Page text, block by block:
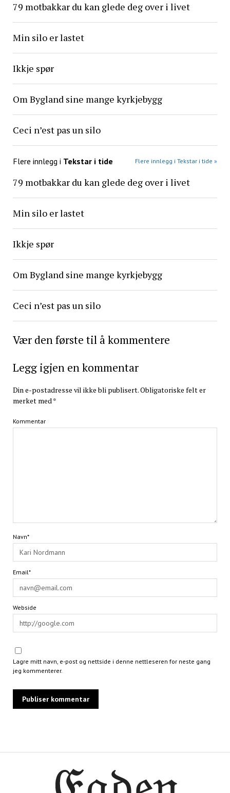
79 motbakkar du kan glede deg over i livet
Min silo er lastet
Ikkje spør
Om Bygland sine mange kyrkjebygg
Ceci n’est pas un silo
Flere innlegg i Tekstar i tide Flere innlegg i Tekstar i tide »
79 motbakkar du kan glede deg over i livet
Min silo er lastet
Ikkje spør
Om Bygland sine mange kyrkjebygg
Ceci n’est pas un silo
Vær den første til å kommentere
Legg igjen en kommentar
Din e-postadresse vil ikke bli publisert.Obligatoriske felt er
merket med*
Kommentar
Navn*
Email*
Webside
Lagre mitt navn, e-post og nettside i denne nettleseren for neste gang
jeg kommenterer.